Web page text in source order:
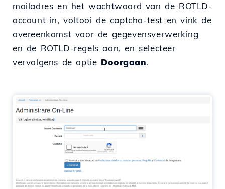
mailadres en het wachtwoord van de ROTLD-
account in, voltooi de captcha-test en vink de
overeenkomst voor de gegevensverwerking
en de ROTLD-regels aan, en selecteer
vervolgens de optie Doorgaan.